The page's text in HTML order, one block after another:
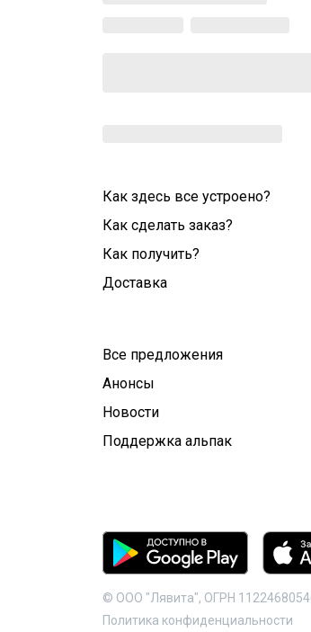
Как здесь все устроено?
Как сделать заказ?
Как получить?
Доставка
Все предложения
Анонсы
Новости
Поддержка альпак
© ООО "Лявита", ОГРН
Политика конфиденциальности